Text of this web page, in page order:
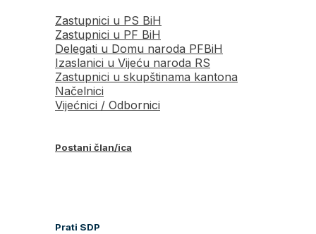
Zastupnici u PS BiH
Zastupnici u PF BiH
Delegati u Domu naroda PFBiH
Izaslanici u Vijeću naroda RS
Zastupnici u skupštinama kantona
Načelnici
Vijećnici / Odbornici
Postani član/ica
Prati SDP